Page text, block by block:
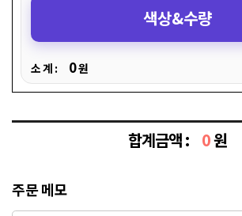
색상&수량
소 계 : 0원
합계금액 : 0원
주문 메모